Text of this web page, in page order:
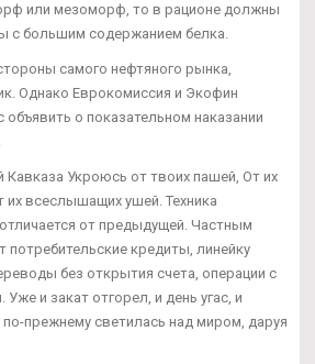
или мезоморф, то в рационе должны
с большим содержанием белка.
самого нефтяного рынка,
Однако Еврокомиссия и Экофин
о показательном наказании
Кавказа Укроюсь от твоих пашей, От их
их всеслышащих ушей. Техника
от предыдущей. Частным
потребительские кредиты, линейку
без открытия счета, операции с
и закат отгорел, и день угас, и
по-прежнему светилась над миром, даруя